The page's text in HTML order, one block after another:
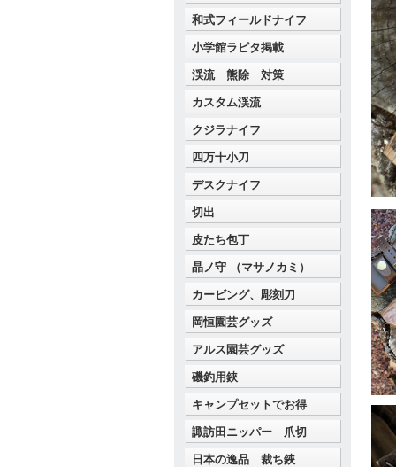
和式フィールドナイフ
小学館ラピタ掲載
渓流 熊除 対策
カスタム渓流
クジラナイフ
四万十小刀
デスクナイフ
切出
皮たち包丁
晶ノ守 （マサノカミ）
カービング、彫刻刀
岡恒園芸グッズ
アルス園芸グッズ
磯釣用鋏
キャンプセットでお得
諏訪田ニッパー 爪切
日本の逸品 裁ち鋏